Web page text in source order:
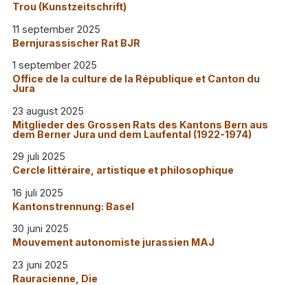
Trou (Kunstzeitschrift)
11 september 2025
Bernjurassischer Rat BJR
1 september 2025
Office de la culture de la République et Canton du
Jura
23 august 2025
Mitglieder des Grossen Rats des Kantons Bern aus
dem Berner Jura und dem Laufental (1922-1974)
29 juli 2025
Cercle littéraire, artistique et philosophique
16 juli 2025
Kantonstrennung: Basel
30 juni 2025
Mouvement autonomiste jurassien MAJ
23 juni 2025
Rauracienne, Die